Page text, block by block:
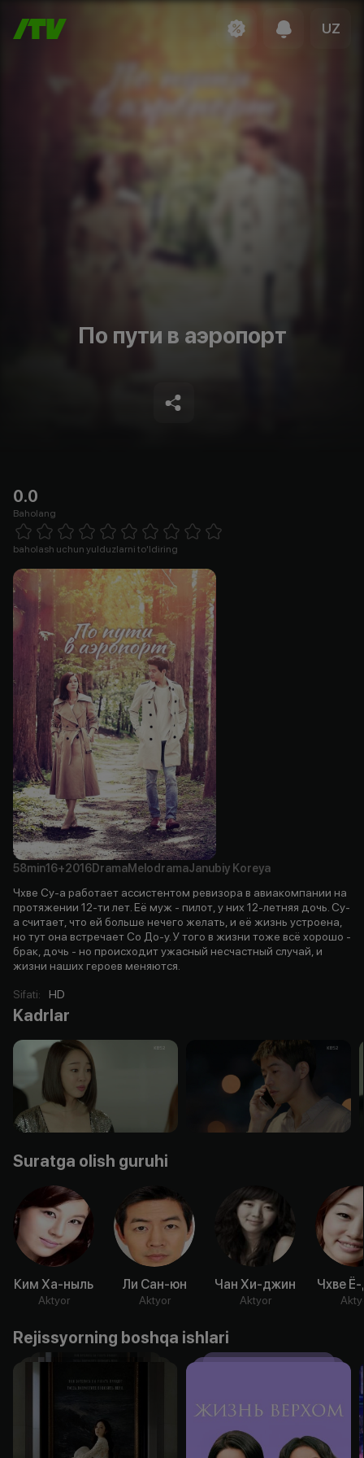
UZ
По пути в аэропорт
0.0
Baholang
1 Star 2 Stars 3 Stars 4 Stars5 Stars 6 Stars7 Stars8 Stars
baholash uchun yulduzlarni to'ldiring
58min16+2016DramaMelodramaJanubiy Koreya
Чхве Су-а работает ассистентом ревизора в авиакомпании на
протяжении 12-ти лет. Её муж - пилот, у них 12-летняя дочь. Су-
а считает, что ей больше нечего желать, и её жизнь устроена,
но тут она встречает Со До-у. У того в жизни тоже всё хорошо -
брак, дочь - но происходит ужасный несчастный случай, и
жизни наших героев меняются.
Sifati: HD
Kadrlar
Suratga olish guruhi
Ким Ха-ныль
Aktyor
Ли Сан-юн
Aktyor
Чан Хи-джин
Aktyor
Чхве
Rejissyorning boshqa ishlari